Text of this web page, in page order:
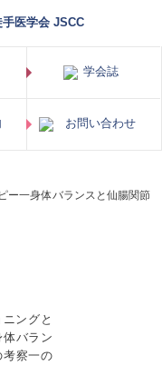
ー一身体バランスと仙腸関節